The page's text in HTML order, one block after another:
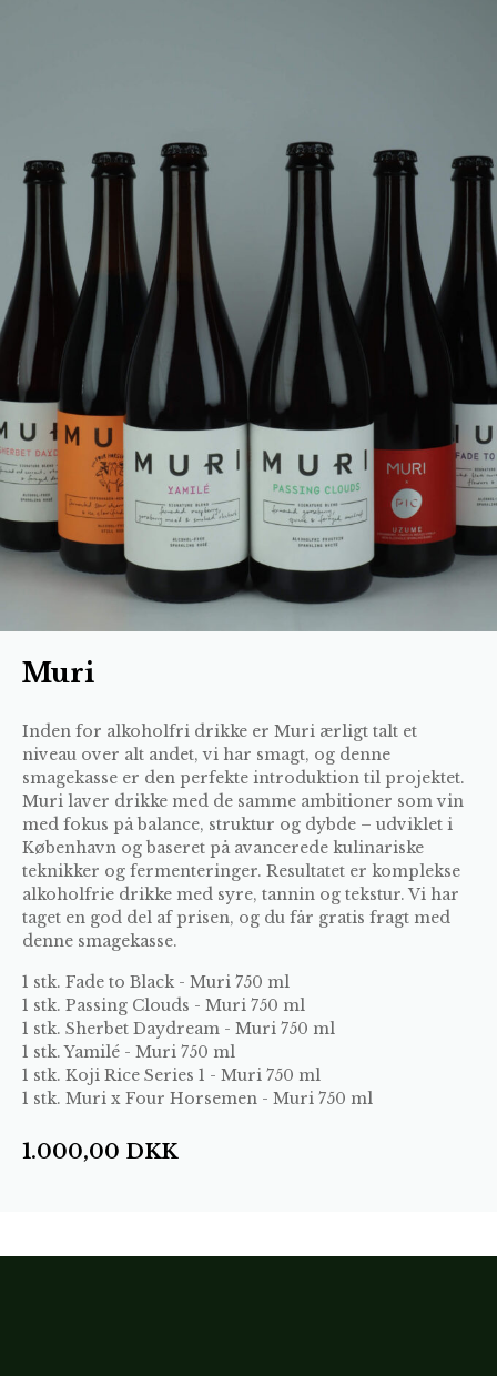
Muri
Inden for alkoholfri drikke er Muri ærligt talt et
niveau over alt andet, vi har smagt, og denne
smagekasse er den perfekte introduktion til projektet.
Muri laver drikke med de samme ambitioner som vin
med fokus på balance, struktur og dybde – udviklet i
København og baseret på avancerede kulinariske
teknikker og fermenteringer. Resultatet er komplekse
alkoholfrie drikke med syre, tannin og tekstur. Vi har
taget en god del af prisen, og du får gratis fragt med
denne smagekasse.
1 stk. Fade to Black - Muri 750 ml
1 stk. Passing Clouds - Muri 750 ml
1 stk. Sherbet Daydream - Muri 750 ml
1 stk.Yamilé - Muri 750 ml
1 stk. Koji Rice Series 1 - Muri 750 ml
1 stk. Muri x Four Horsemen - Muri 750 ml
1.000,00 DKK